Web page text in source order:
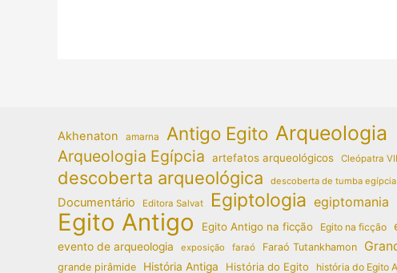
Akhenaton amarna Antigo Egito Arqueologia
Arqueologia Egípcia artefatos arqueológicos Cleópatra VII
descoberta arqueológica descoberta de tumba egípcia
Documentário Editora Salvat Egiptologia egiptomania
Egito Antigo Egito Antigo na ficção Egito na ficção
evento de arqueologia exposição faraó Faraó Tutankhamon
grande pirâmide História Antiga História do Egito história do Egito